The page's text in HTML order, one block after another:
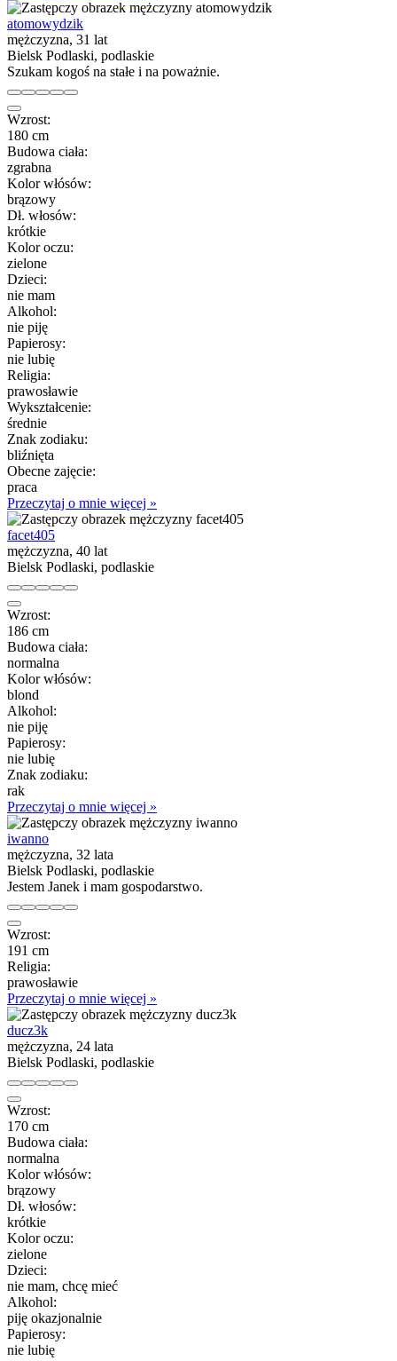
atomowydzik
mężczyzna, 31 lat
Bielsk Podlaski, podlaskie
Szukam kogoś na stałe i na poważnie.
Wzrost:
180 cm
Budowa ciała:
zgrabna
Kolor włósów:
brązowy
Dł. włosów:
krótkie
Kolor oczu:
zielone
Dzieci:
nie mam
Alkohol:
nie piję
Papierosy:
nie lubię
Religia:
prawosławie
Wykształcenie:
średnie
Znak zodiaku:
bliźnięta
Obecne zajęcie:
praca
Przeczytaj o mnie więcej »
facet405
mężczyzna, 40 lat
Bielsk Podlaski, podlaskie
Wzrost:
186 cm
Budowa ciała:
normalna
Kolor włósów:
blond
Alkohol:
nie piję
Papierosy:
nie lubię
Znak zodiaku:
rak
Przeczytaj o mnie więcej »
iwanno
mężczyzna, 32 lata
Bielsk Podlaski, podlaskie
Jestem Janek i mam gospodarstwo.
Wzrost:
191 cm
Religia:
prawosławie
Przeczytaj o mnie więcej »
ducz3k
mężczyzna, 24 lata
Bielsk Podlaski, podlaskie
Wzrost:
170 cm
Budowa ciała:
normalna
Kolor włósów:
brązowy
Dł. włosów:
krótkie
Kolor oczu:
zielone
Dzieci:
nie mam, chcę mieć
Alkohol:
piję okazjonalnie
Papierosy:
nie lubię